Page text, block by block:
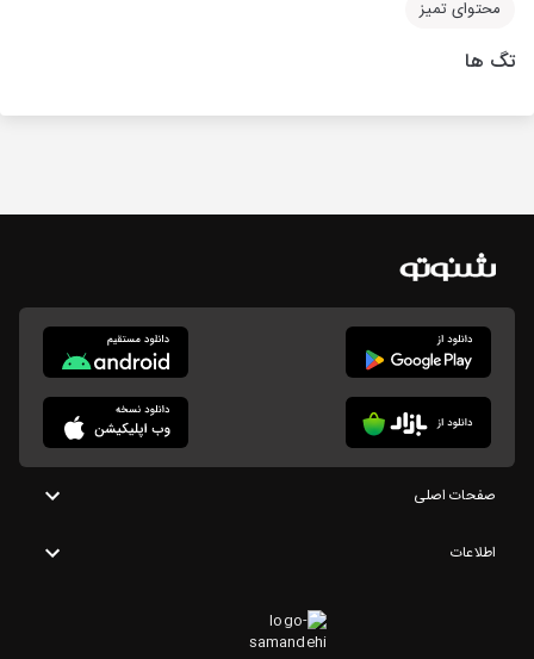
محتوای تمیز
تگ ها
صفحات اصلی
اطلاعات